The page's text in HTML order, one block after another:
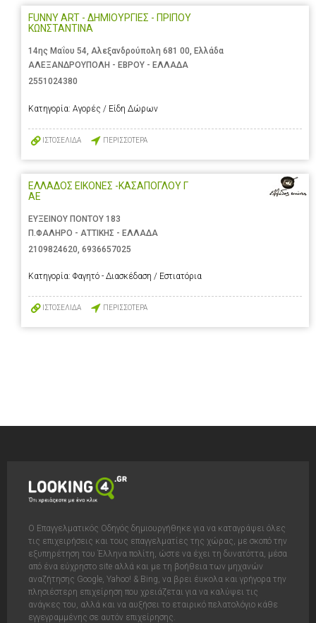
FUNNY ART - ΔΗΜΙΟΥΡΓΙΕΣ - ΠΡΙΠΟΥ
ΚΩΝΣΤΑΝΤΙΝΑ
14ης Μαΐου 54, Αλεξανδρούπολη 681 00, Ελλάδα
ΑΛΕΞΑΝΔΡΟΥΠΟΛΗ - ΕΒΡΟΥ - ΕΛΛΑΔΑ
2551024380
Κατηγορία: Αγορές / Είδη Δώρων
ΙΣΤΟΣΕΛΙΔΑ ΠΕΡΙΣΣΟΤΕΡΑ
ΕΛΛΑΔΟΣ ΕΙΚΟΝΕΣ -ΚΑΣΑΠΟΓΛΟΥ Γ
ΑΕ
ΕΥΞΕΙΝΟΥ ΠΟΝΤΟΥ 183
Π.ΦΑΛΗΡΟ - ΑΤΤΙΚΗΣ - ΕΛΛΑΔΑ
2109824620 6936657025
Κατηγορία: Φαγητό - Διασκέδαση / Εστιατόρια
ΙΣΤΟΣΕΛΙΔΑ ΠΕΡΙΣΣΟΤΕΡΑ
Ο Επαγγελματικός Οδηγός δημιουργήθηκε για να καταγράψει όλες
τις επιχειρήσεις και τους επαγγελματίες της χώρας, με σκοπό την
εξυπηρέτηση του Έλληνα πολίτη, ώστε να έχει τη δυνατόττα, μέσα
από ένα εύχρηστο site αλλά και με τη βοήθεια των μηχανών
αναζήτησης Google, Yahoo! & Bing, να βρει έυκολα και γρήγορα την
πλησιέστερη επιχείρηση που χρειάζεται για να καλύψει τις
ανάγκες του, αλλά και να αυξήσει το εταιρικό πελατολόγιο κάθε
εγγεγραμμένης σε αυτόν επιχείρησης.